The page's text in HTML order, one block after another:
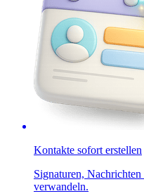
Kontakte sofort erstellen
Signaturen,
verwandeln.